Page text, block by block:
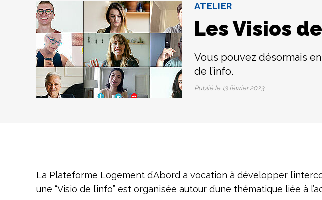
ATELIER
Les Visios
Vous pouvez désormais
de l’info.
Publié le 13 février 2023
La Plateforme Logement d’Abord a vocation à développer
une “Visio de l’info” est organisée autour d’une thématique liée à